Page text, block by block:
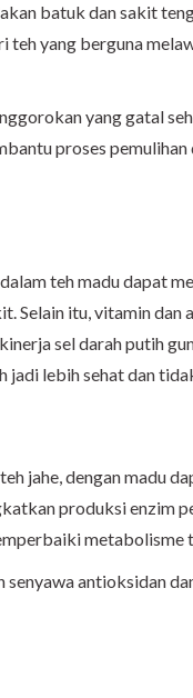
batuk dan sakit
yang berguna
yang gatal
proses
teh madu dapat
Selain itu, vitamin dan
sel darah putih
lebih sehat dan
jahe, dengan madu
produksi enzim
metabolisme
antioksidan